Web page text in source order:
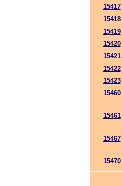
15417
15418
15419
15420
15421
15422
15423
15460
15461
15467
15470